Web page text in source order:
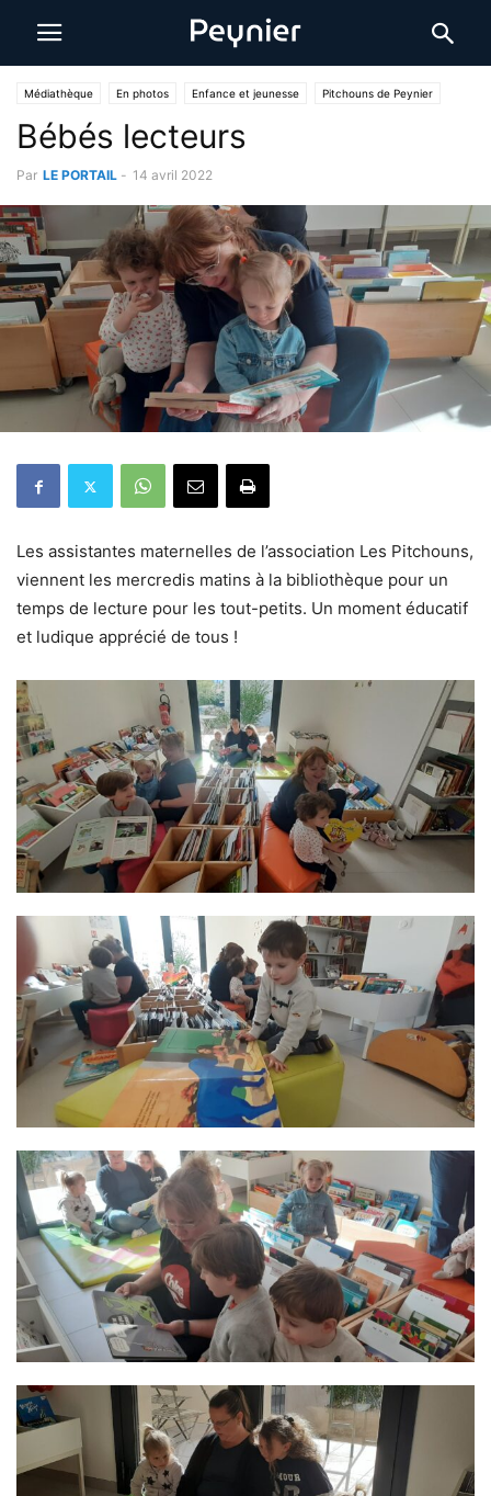
Médiathèque En photos Enfance et jeunesse Pitchouns de Peynier
Bébés lecteurs
Par LE PORTAIL - 14 avril 2022
Les assistantes maternelles de l’association Les Pitchouns,
viennent les mercredis matins à la bibliothèque pour un
temps de lecture pour les tout-petits. Un moment éducatif
et ludique apprécié de tous !